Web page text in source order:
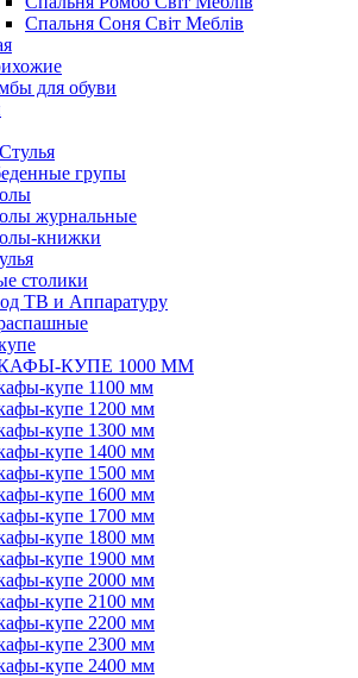
Спальня Соня Світ Меблів
для обуви
групы
журнальные
книжки
столики
ТВ и Аппаратуру
КУПЕ 1000 ММ
купе 1100 мм
купе 1200 мм
купе 1300 мм
купе 1400 мм
купе 1500 мм
купе 1600 мм
купе 1700 мм
купе 1800 мм
купе 1900 мм
купе 2000 мм
купе 2100 мм
купе 2200 мм
купе 2300 мм
купе 2400 мм